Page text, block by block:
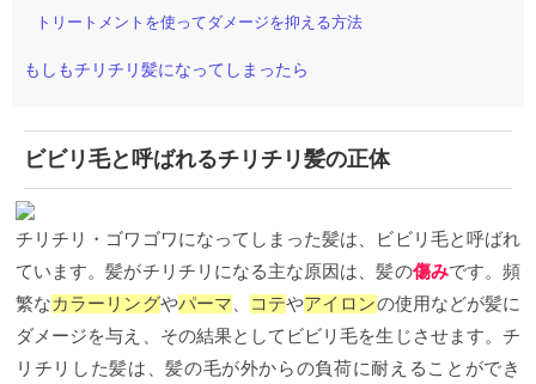
トリートメントを使ってダメージを抑える方法
もしもチリチリ髪になってしまったら
ビビリ毛と呼ばれるチリチリ髪の正体
チリチリ・ゴワゴワになってしまった髪は、ビビリ毛と呼ばれ
ています。髪がチリチリになる主な原因は、髪の傷みです。頻
繁なカラーリングやパーマ、 コテやアイロンの使用などが髪に
ダメージを与え、その結果としてビビリ毛を生じさせます。チ
リチリした髪は、髪の毛が外からの負荷に耐えることができ